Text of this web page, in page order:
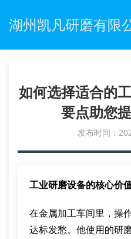
湖州凯凡研磨有限
如何选择适合的
要点助您
发布时间：
工业研磨设备的核心价
在金属加工车间里，操
达标发愁。他使用的研